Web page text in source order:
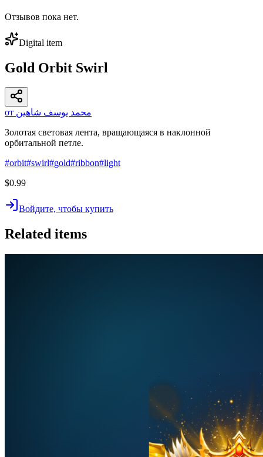
Отзывов пока нет.
Digital item
Gold Orbit Swirl
от محمد يوسف شاهين
Золотая световая лента, вращающаяся в наклонной
орбитальной петле.
#orbit#swirl#gold#ribbon#light
$0.99
Войдите, чтобы купить
Related items